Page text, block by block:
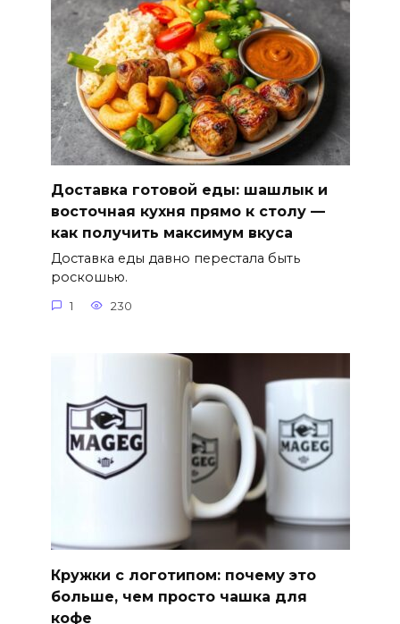
Доставка готовой еды: шашлык и
восточная кухня прямо к столу —
как получить максимум вкуса
Доставка еды давно перестала быть
роскошью.
1 230
Кружки с логотипом: почему это
больше, чем просто чашка для
кофе